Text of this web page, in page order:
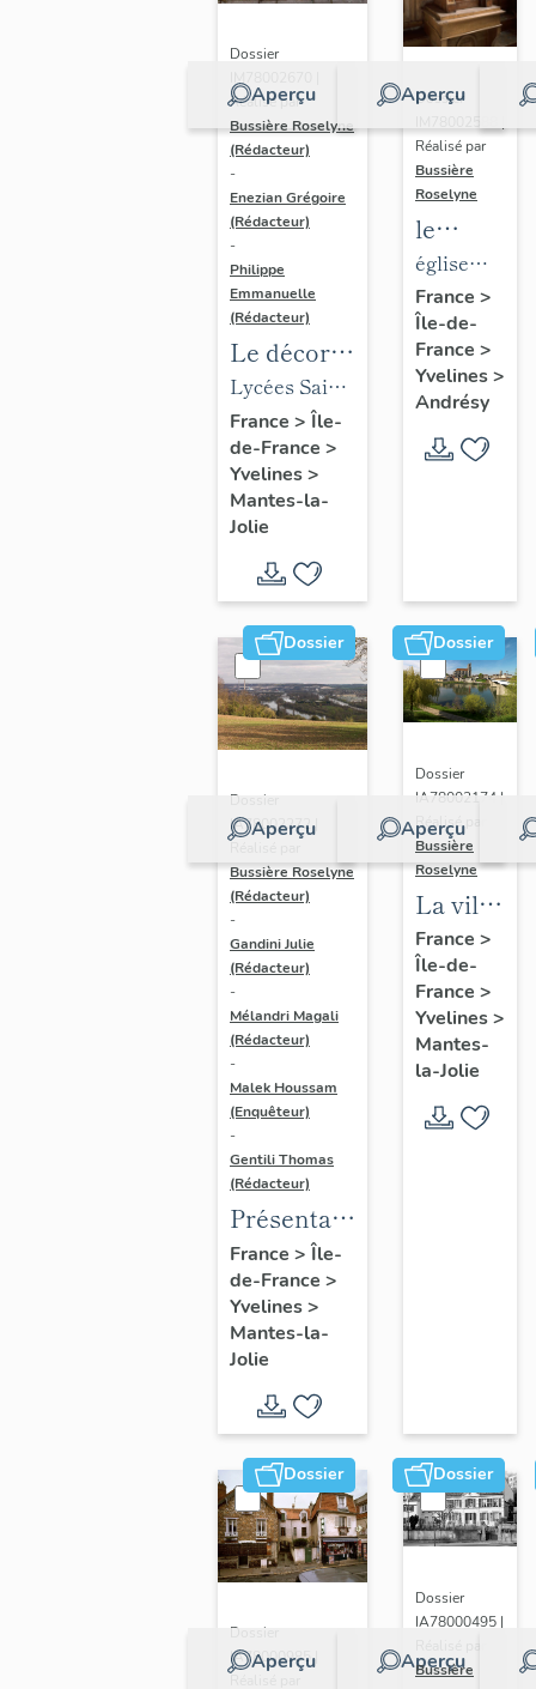
Aperçu
Dossier
IM78002670 |
Réalisé par
Bussière Roselyne
(Rédacteur)
-
Enezian Grégoire
(Rédacteur)
-
Philippe
Emmanuelle
(Rédacteur)
Le décor
des lycées
de Mantes
Lycées Saint-
Exupéry et
Jean Rostand
France > Île-
de-France >
Yvelines>
Mantes-la-
Jolie
Aperçu
Dossier
Réalisé par
Bussière
Roselyne
le
mobilier
de
l'église
Saint-
Germain-
de-
Paris
église
paroissiale
Saint-
Germain
France >
Île-de-
France >
Yvelines>
Andrésy
Dossier
Aperçu
Dossier
IA78002272 |
Bussière Roselyne
(Rédacteur)
-
Gandini Julie
(Rédacteur)
-
Mélandri Magali
(Rédacteur)
-
Malek Houssam
(Enquêteur)
-
Gentili Thomas
(Rédacteur)
Présentation
de l'étude
France > Île-
de-France >
Yvelines>
Mantes-la-
Jolie
Dossier
Aperçu
Dossier
IA78002174 |
Réalisé par
Bussière
Roselyne
La ville
de
Mantes-
la-Jolie
France >
Île-de-
France >
Yvelines>
Mantes-
la-Jolie
Dossier
Aperçu
Dossier
IA78000985 |
Dossier
Aperçu
Dossier
IA78000495 |
Bussière